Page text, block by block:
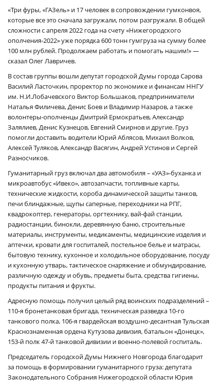
«Три фуры, «ГАЗель» и 17 человек в сопровождении гумконвоя,
которые все это сначала загружали, потом разгружали. В общей
сложности с апреля 2022 года на счету «Нижегородского
ополчения-2022» уже порядка 600 тонн гумгруза на сумму более
100 млн рублей. Продолжаем работать и помогать нашим!» —
сказал Олег Лавричев.
В состав группы вошли депутат городской Думы города Сарова
Василий Ласточкин, проректор по экономике и финансам ННГУ
им. Н.И.Лобачевского Виктор Большаков, предприниматели
Наталья Филичева, Денис Боев и Владимир Назаров, а также
волонтеры-ополченцы Дмитрий Ермократьев, Александр
Залялиев, Денис Кузнецов, Евгений Смирнов и другие. Груз
помогли доставить водители Юрий Аблясов, Михаил Волков,
Алексей Туляков, Александр Васягин, Андрей Устинов и Сергей
Разносчиков.
Гуманитарный груз включал два автомобиля – «УАЗ»-буханка и
микроавтобус «Ивеко», автозапчасти, топливные карты,
технические жидкости, короба динамической защиты танков,
печи блиндажные, щупы саперные, переходники на РПГ,
квадрокоптер, генераторы, оргтехнику, вай-фай станции,
радиостанции, бинокли, деревянную баню, строительные
материалы, инструменты, медикаменты, медицинские изделия и
аптечки, кровати для госпиталей, постельное белье и матрасы,
бытовую технику, кухонное и холодильное оборудование, посуду
и кухонную утварь, тактическое снаряжение и обмундирование,
различную одежду и обувь, предметы быта, средства гигиены,
продукты питания и фрукты.
Адресную помощь получил целый ряд воинских подразделений –
110‑я бронетанковая бригада, техническая разведка 10-го
танкового полка, 106‑я гвардейская воздушно-десантная Тульская
Краснознаменная ордена Кутузова дивизия, батальон «Донецк»,
153‑й полк 47‑й танковой дивизии и военно-полевой госпиталь.
Председатель городской Думы Нижнего Новгорода благодарит
за помощь в формировании гуманитарного груза: депутата
Законодательного Собрания Нижегородской области Юрия